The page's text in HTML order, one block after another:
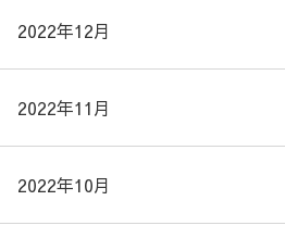
2022年12月
2022年11月
2022年10月